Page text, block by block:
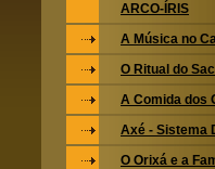
ARCO-ÍRIS
A Música no
O Ritual do
A Comida dos
Axé - Sistema
O Orixá e a